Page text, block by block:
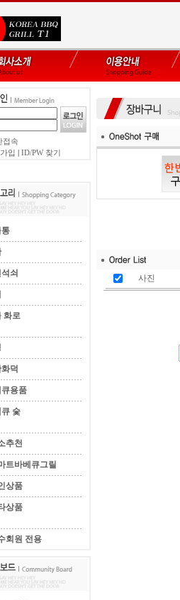
접속
입
ID/PW 찾기
통
쇠
화로
덕
용품
숯
추천
트바베큐그릴
상품
상품
회원 전용
사진